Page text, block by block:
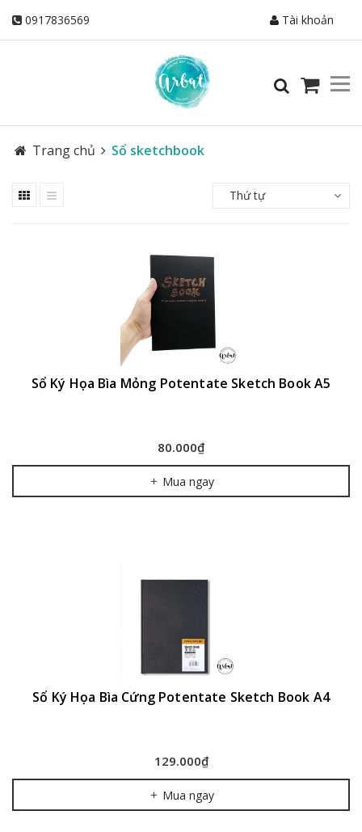
0917836569 Tài khoản
Trang chủ Sổ sketchbook
Thứ tự
Sổ Ký Họa Bìa Mỏng Potentate Sketch Book A5
80.000₫
Mua ngay
Sổ Ký Họa Bìa Cứng Potentate Sketch Book A4
129.000₫
Mua ngay